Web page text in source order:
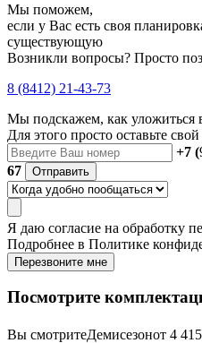
Мы поможем,
если у Вас есть своя
существующую
Возникли вопросы? Просто
8 (8412) 21-43-73
Мы подскажем, как уложиться
Для этого просто оставьте
+7 (
67
Отправить
Я даю согласие на обработку
Подробнее в Политике
Перезвоните мне
Посмотрите
Вы смотритеДемисезонот 4